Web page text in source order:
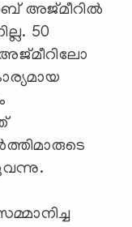
അജ്മീറിൽ
50